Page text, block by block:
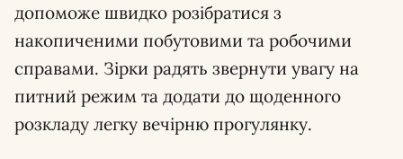
допоможе швидко розібратися з
накопиченими побутовими та робочими
справами. Зірки радять звернути увагу на
питний режим та додати до щоденного
розкладу легку вечірню прогулянку.